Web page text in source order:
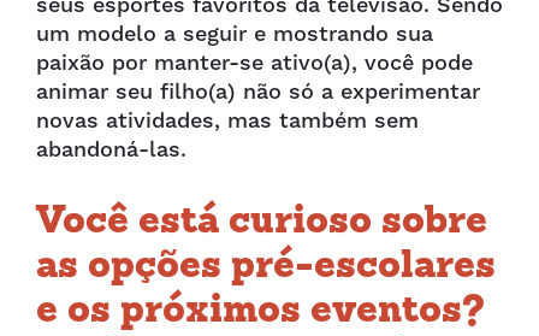
um modelo a seguir e mostrando sua
paixão por manter-se ativo(a), você pode
animar seu filho(a) não só a experimentar
novas atividades, mas também sem
abandoná-las.
Você está curioso sobre
as opções pré-escolares
e os próximos eventos?